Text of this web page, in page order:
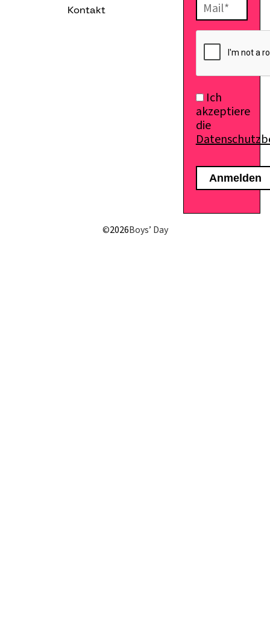
Kontakt
Ich
akzeptiere
die
©2026Boys’ Day